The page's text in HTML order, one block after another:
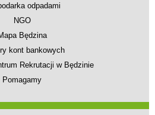
odpadami
NGO
Będzina
kont bankowych
Rekrutacji w Będzinie
Pomagamy